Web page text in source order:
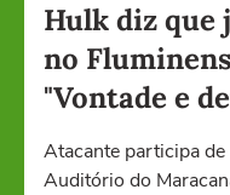
Hulk diz que
no
"Vontade e
Atacante participa
Auditório do